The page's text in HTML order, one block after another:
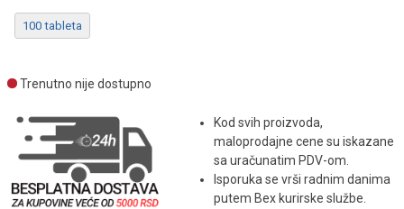
100 tableta
Trenutno nije dostupno
Kod svih proizvoda,
maloprodajne cene su iskazane
sa uračunatim PDV-om.
Isporuka se vrši radnim danima
putem Bex kurirske službe.